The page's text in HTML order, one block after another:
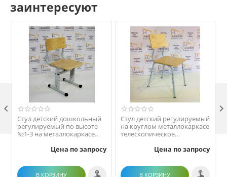
заинтересуют
Стул детский дошкольный
регулируемый по высоте
№1-3 на металлокаркасе
эргономичной формы
Цена по запросу
В КОРЗИНУ
Стул детский регулируемый
на круглом металлокаркасе
телескопическое
Цена по запросу
В КОРЗИНУ
 